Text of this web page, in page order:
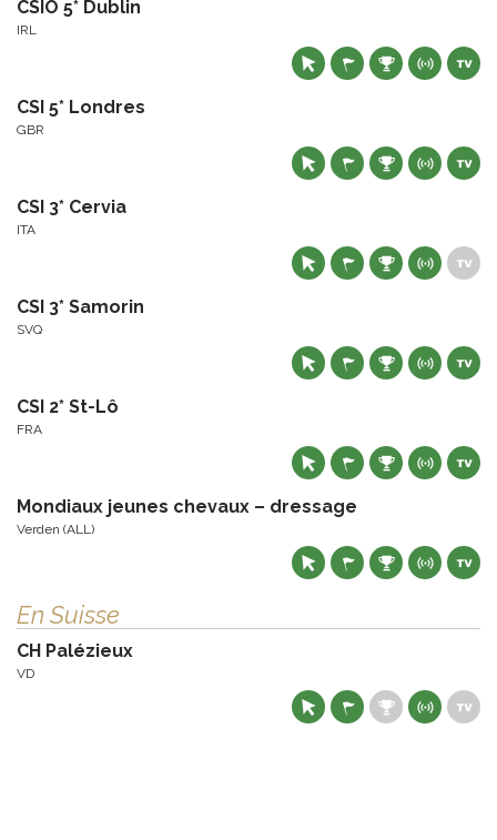
CSIO 5* Dublin
IRL
CSI 5* Londres
GBR
CSI 3* Cervia
ITA
CSI 3* Samorin
SVQ
CSI 2* St-Lô
FRA
Mondiaux jeunes chevaux – dressage
Verden (ALL)
En Suisse
CH Palézieux
VD